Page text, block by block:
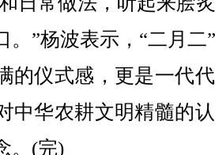
。”杨波表示，“二月二
的仪式感，更是一代
中华农耕文明精髓的
。(完)